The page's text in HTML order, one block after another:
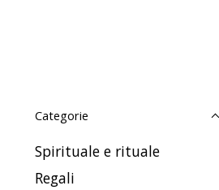
Categorie
Spirituale e rituale
Regali